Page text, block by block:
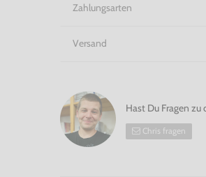
Zahlungsarten
Versand
Hast Du Fragen zu
Chris fragen